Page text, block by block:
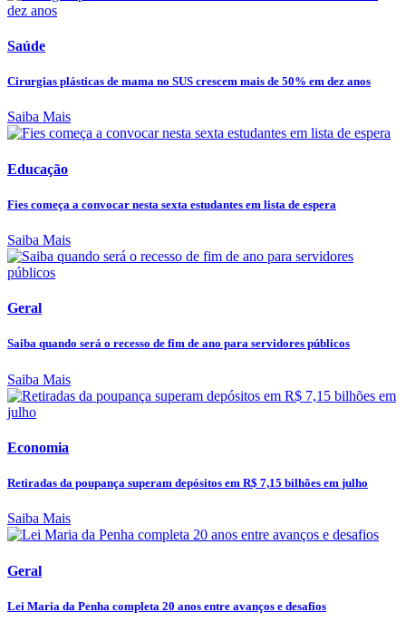
Saúde
Cirurgias plásticas de mama no SUS crescem mais de 50% em dez anos
Saiba Mais
Educação
Fies começa a convocar nesta sexta estudantes em lista de espera
Saiba Mais
Geral
Saiba quando será o recesso de fim de ano para servidores públicos
Saiba Mais
Economia
Retiradas da poupança superam depósitos em R$ 7,15 bilhões em julho
Saiba Mais
Geral
Lei Maria da Penha completa 20 anos entre avanços e desafios